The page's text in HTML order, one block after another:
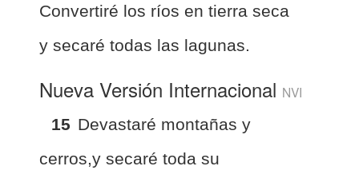
Convertiré los ríos en tierra seca
y secaré todas las lagunas.
Nueva Versión Internacional NVI
15 Devastaré montañas y
cerros,y secaré toda su